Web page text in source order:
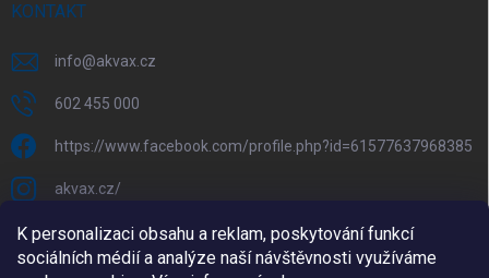
K personalizaci obsahu a reklam, poskytování funkcí
sociálních médií a analýze naší návštěvnosti využíváme
KONTAKT
info@akvax.cz
602 455 000
https://www.facebook.com/profile.php?id=61577637968385
akvax.cz/
602 455 000
@akvax_cz